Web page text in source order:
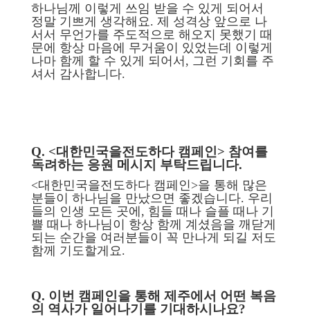
하나님께 이렇게 쓰임 받을 수 있게 되어서
정말 기쁘게 생각해요. 제 성격상 앞으로 나
서서 무언가를 주도적으로 해오지 못했기 때
문에 항상 마음에 무거움이 있었는데 이렇게
나마 함께 할 수 있게 되어서, 그런 기회를 주
셔서 감사합니다.
Q. <대한민국을전도하다 캠페인> 참여를
독려하는 응원 메시지 부탁드립니다.
<대한민국을전도하다 캠페인>을 통해 많은
분들이 하나님을 만났으면 좋겠습니다. 우리
들의 인생 모든 곳에, 힘들 때나 슬플 때나 기
쁠 때나 하나님이 항상 함께 계셨음을 깨닫게
되는 순간을 여러분들이 꼭 만나게 되길 저도
함께 기도할게요.
Q. 이번 캠페인을 통해 제주에서 어떤 복음
의 역사가 일어나기를 기대하시나요?